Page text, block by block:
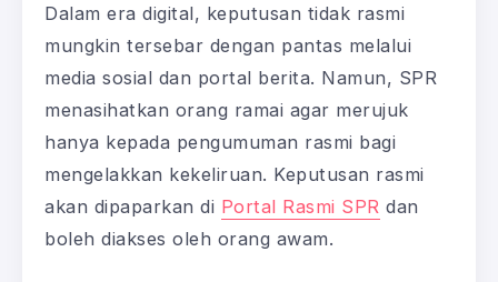
Dalam era digital, keputusan tidak rasmi
mungkin tersebar dengan pantas melalui
media sosial dan portal berita. Namun, SPR
menasihatkan orang ramai agar merujuk
hanya kepada pengumuman rasmi bagi
mengelakkan kekeliruan. Keputusan rasmi
akan dipaparkan di Portal Rasmi SPR dan
boleh diakses oleh orang awam.